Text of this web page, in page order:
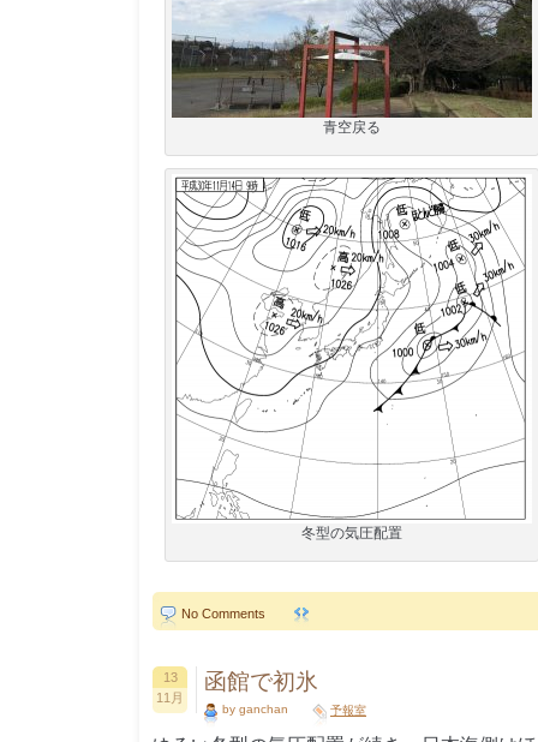
青空戻る
冬型の気圧配置
No Comments
13
11月
函館で初氷
by ganchan 予報室